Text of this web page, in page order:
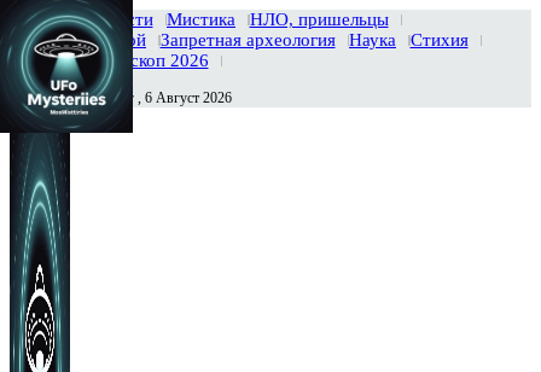
Главная Новости Мистика
НЛО, пришельцы
Тайны вселенной
Запретная археология Наука
Стихия
История
Гороскоп 2026
Сегодня Четверг , 6 Август 2026